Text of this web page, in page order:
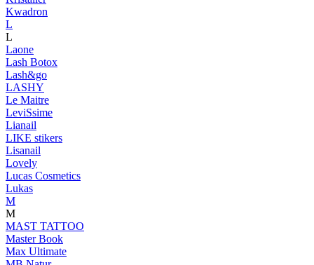
Kwadron
L
L
Laone
Lash Botox
Lash&go
LASHY
Le Maitre
LeviSsime
Lianail
LIKE stikers
Lisanail
Lovely
Lucas Cosmetics
Lukas
M
M
MAST TATTOO
Master Book
Max Ultimate